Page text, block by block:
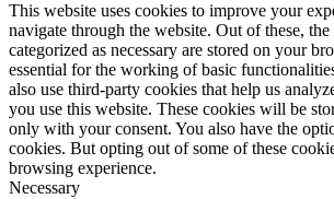
This website uses cookies to improve your
navigate through the website. Out of these, the
categorized as necessary are stored on your
essential for the working of basic
also use third-party cookies that help us
you use this website. These cookies will be
only with your consent. You also have the
cookies. But opting out of some of these
browsing experience.
Necessary